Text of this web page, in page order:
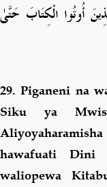
أُوتُوا الْكِتَابَ حَتَّىٰ
29. Piganeni na
Siku ya
hawafuati Dini
waliopewa